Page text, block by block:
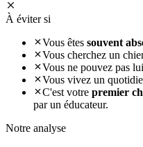
À éviter si
Vous êtes souvent
Vous cherchez un
Vous ne pouvez pas
Vous vivez un
C'est votre premier
par un éducateur.
Notre analyse